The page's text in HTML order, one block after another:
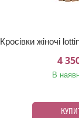
Кросівки жіночі
4
В